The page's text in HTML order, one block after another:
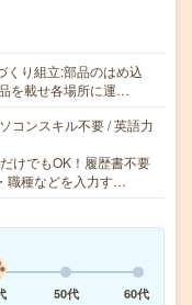
くり組立:部品のはめ込
を載せ各場所に運…
コンスキル不要 / 英語力
けでもOK！履歴書不要
職種などを入力す…
50代 60代